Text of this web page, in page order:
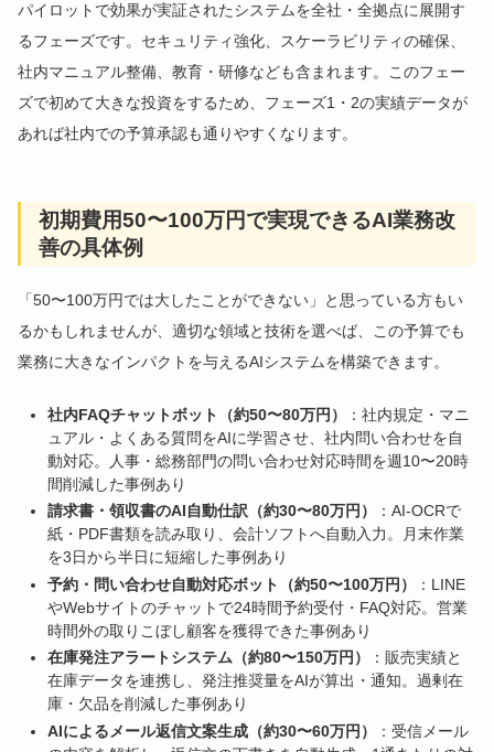
パイロットで効果が実証されたシステムを全社・全拠点に展開す
るフェーズです。セキュリティ強化、スケーラビリティの確保、
社内マニュアル整備、教育・研修なども含まれます。このフェー
ズで初めて大きな投資をするため、フェーズ1・2の実績データが
あれば社内での予算承認も通りやすくなります。
初期費用50〜100万円で実現できるAI業務改
善の具体例
「50〜100万円では大したことができない」と思っている方もい
るかもしれませんが、適切な領域と技術を選べば、この予算でも
業務に大きなインパクトを与えるAIシステムを構築できます。
社内FAQチャットボット（約50〜80万円）
：社内規定・マニ
ュアル・よくある質問をAIに学習させ、社内問い合わせを自
動対応。人事・総務部門の問い合わせ対応時間を週10〜20時
間削減した事例あり
請求書・領収書のAI自動仕訳（約30〜80万円）
：AI-OCRで
紙・PDF書類を読み取り、会計ソフトへ自動入力。月末作業
を3日から半日に短縮した事例あり
予約・問い合わせ自動対応ボット（約50〜100万円）
：LINE
やWebサイトのチャットで24時間予約受付・FAQ対応。営業
時間外の取りこぼし顧客を獲得できた事例あり
在庫発注アラートシステム（約80〜150万円）
：販売実績と
在庫データを連携し、発注推奨量をAIが算出・通知。過剰在
庫・欠品を削減した事例あり
AIによるメール返信文案生成（約30〜60万円）
：受信メール